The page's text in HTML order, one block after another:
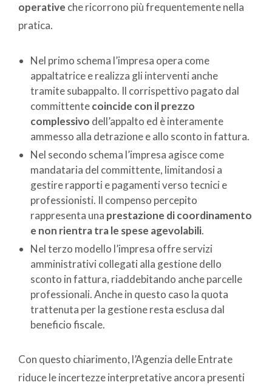
operative che ricorrono più frequentemente nella
pratica.
Nel primo schema l’impresa opera come
appaltatrice e realizza gli interventi anche
tramite subappalto. Il corrispettivo pagato dal
committentecoincide con il prezzo
complessivo dell’appalto ed è interamente
ammesso alla detrazione e allo sconto in fattura.
Nel secondo schema l’impresa agisce come
mandataria del committente, limitandosi a
gestire rapporti e pagamenti verso tecnici e
professionisti. Il compenso percepito
rappresenta una prestazione di coordinamento
e non rientra tra le spese agevolabili.
Nel terzo modello l’impresa offre servizi
amministrativi collegati alla gestione dello
sconto in fattura, riaddebitando anche parcelle
professionali. Anche in questo caso la quota
trattenuta per la gestione resta esclusa dal
beneficio fiscale.
Con questo chiarimento, l’Agenzia delle Entrate
riduce le incertezze interpretative ancora presenti